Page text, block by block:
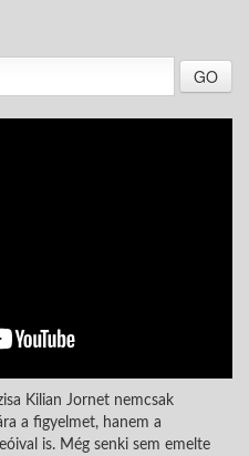
GO
Kilian Jornet nemcsak
a figyelmet, hanem a
is. Még senki sem emelte